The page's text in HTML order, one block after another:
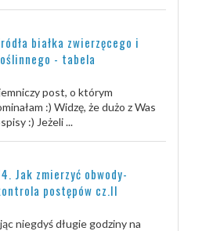
białka zwierzęcego i
- tabela
post, o którym
:) Widzę, że dużo z Was
:) Jeżeli ...
Jak zmierzyć obwody-
postępów cz.II
niegdyś długie godziny na